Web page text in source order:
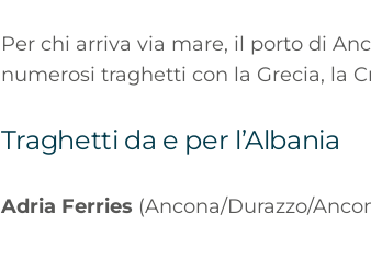
Per chi arriva via mare, il porto di
numerosi traghetti con la Grecia, la
Traghetti da e per l’Albania
Adria Ferries (Ancona/Durazzo/